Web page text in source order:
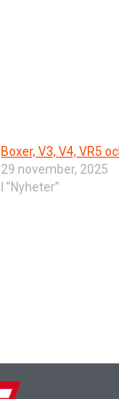
Boxer, V3, V4, VR5
29 november, 2025
I ”Nyheter”